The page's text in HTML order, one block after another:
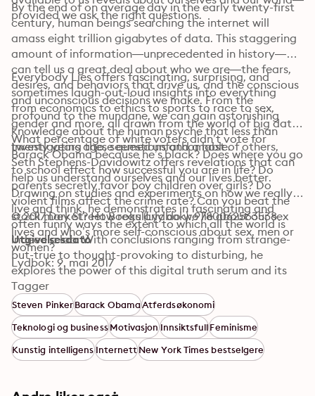
provided we ask the right questions.
By the end of on average day in the early twenty-first
century, human beings searching the internet will
amass eight trillion gigabytes of data. This staggering
amount of information—unprecedented in history—
can tell us a great deal about who we are—the fears,
desires, and behaviors that drive us, and the conscious
and unconscious decisions we make. From the
profound to the mundane, we can gain astonishing
knowledge about the human psyche that less than
twenty years ago, seemed unfathomable.
Everybody Lies offers fascinating, surprising, and
sometimes laugh-out-loud insights into everything
from economics to ethics to sports to race to sex,
gender and more, all drawn from the world of big data.
What percentage of white voters didn’t vote for
Barack Obama because he’s black? Does where you go
to school effect how successful you are in life? Do
parents secretly favor boy children over girls? Do
violent films affect the crime rate? Can you beat the
stock market? How regularly do we lie about our sex
lives and who’s more self-conscious about sex, men or
women?
Investigating these questions and a host of others,
Seth Stephens-Davidowitz offers revelations that can
help us understand ourselves and our lives better.
Drawing on studies and experiments on how we really
live and think, he demonstrates in fascinating and
often funny ways the extent to which all the world is
indeed a lab. With conclusions ranging from strange-
but-true to thought-provoking to disturbing, he
explores the power of this digital truth serum and its
deeper potential—revealing biases deeply embedded
within us, information we can use to change our
culture, and the questions we’re afraid to ask that
might be essential to our health—both emotional and
physical. All of us are touched by big data everyday,
and its influence is multiplying. Everybody Lies
© 2017 Dey Street Books (Lydbok): 9780062563538
Utgivelsesdato
Lydbok: 9. mai 2017
Tagger
Steven PinkerBarack ObamaAtferdsøkonomi
Teknologi og businessMotivasjonInnsiktsfullFeminisme
Kunstig intelligensInternettNew York Times bestselgere